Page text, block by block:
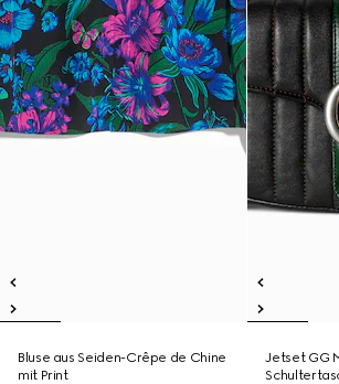
Bluse aus Seiden-Crêpe de Chine
mit Print
Jetset GG